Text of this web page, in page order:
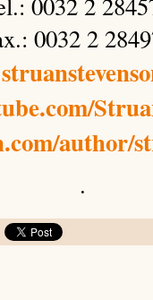
0032 2
author/
.